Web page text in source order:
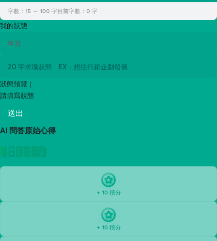
字數：15 ～ 100 字目前字數： 0 字
我的狀態
狀態預覽｜
請填寫狀態
送出
AI 問答原始心得
+ 10 積分
+ 10 積分